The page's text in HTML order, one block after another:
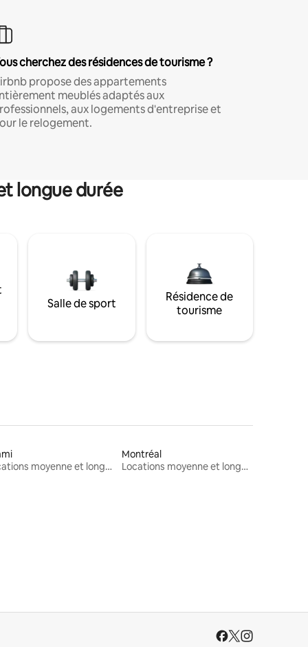
cherchez des résidences de tourisme ?
propose des appartements
meublés adaptés aux
aux logements d'entreprise et
le relogement.
longue durée
Salle de sport
Résidence de
tourisme
Locations moyenne et longue durée
Montréal
Locations moyenne et longue durée